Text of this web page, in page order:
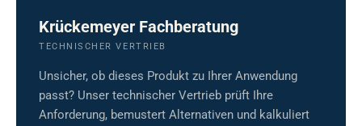
Krückemeyer Fachberatung
TECHNISCHER VERTRIEB
Unsicher, ob dieses Produkt zu Ihrer Anwendung
passt? Unser technischer Vertrieb prüft Ihre
Anforderung, bemustert Alternativen und kalkuliert